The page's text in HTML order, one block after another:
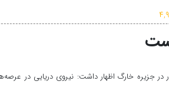
جزیره خارگ اظهار داشت: نیروی دریایی در